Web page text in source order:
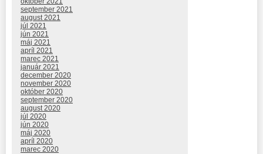
september 2021
august 2021
júl 2021
jún 2021
máj 2021
apríl 2021
marec 2021
január 2021
december 2020
november 2020
október 2020
september 2020
august 2020
júl 2020
jún 2020
máj 2020
apríl 2020
marec 2020